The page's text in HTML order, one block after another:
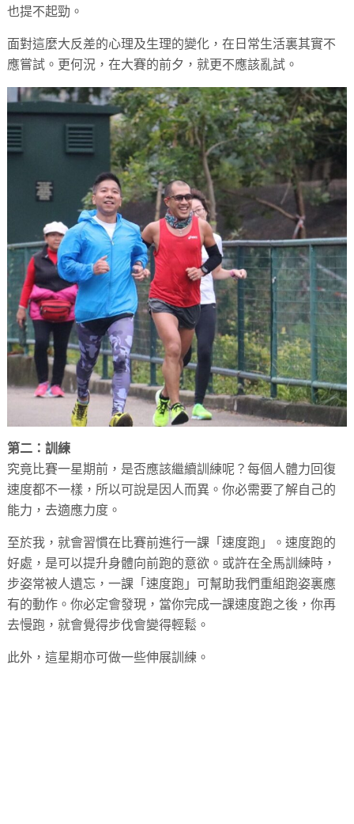
也提不起勁。
面對這麼大反差的心理及生理的變化，在日常生活裏其實不
應嘗試。更何況，在大賽的前夕，就更不應該亂試。
第二：訓練
究竟比賽一星期前，是否應該繼續訓練呢？每個人體力回復
速度都不一樣，所以可說是因人而異。你必需要了解自己的
能力，去適應力度。
至於我，就會習慣在比賽前進行一課「速度跑」。速度跑的
好處，是可以提升身體向前跑的意欲。或許在全馬訓練時，
步姿常被人遺忘，一課「速度跑」可幫助我們重組跑姿裏應
有的動作。你必定會發現，當你完成一課速度跑之後，你再
去慢跑，就會覺得步伐會變得輕鬆。
此外，這星期亦可做一些伸展訓練。